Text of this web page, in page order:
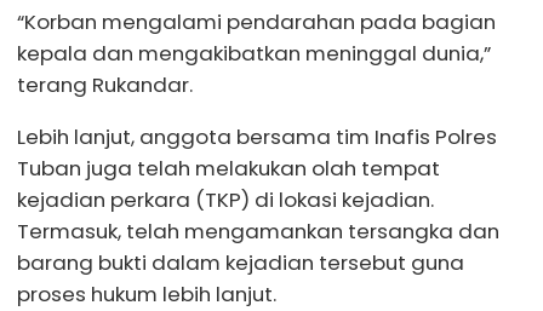
“Korban mengalami pendarahan pada bagian
kepala dan mengakibatkan meninggal dunia,”
terang Rukandar.
Lebih lanjut, anggota bersama tim Inafis Polres
Tuban juga telah melakukan olah tempat
kejadian perkara (TKP) di lokasi kejadian.
Termasuk, telah mengamankan tersangka dan
barang bukti dalam kejadian tersebut guna
proses hukum lebih lanjut.